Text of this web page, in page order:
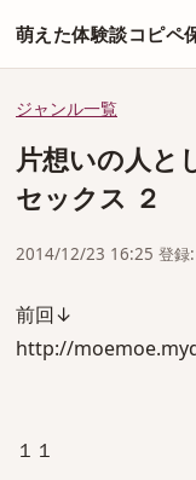
萌えた体験談コピペ
ジャンル一覧
片想いの人と
セックス ２
2014/12/23 16:25 登録:
前回↓
http://
１１